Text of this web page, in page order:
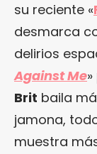
su reciente «
desmarca
delirios
Against Me
Brit baila
jamona,
muestra